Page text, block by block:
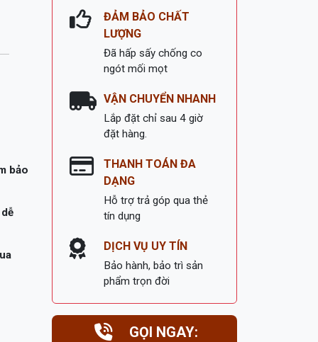
bảo
ĐẢM BẢO CHẤT
LƯỢNG
Đã hấp sấy chống co
ngót mối mọt
VẬN CHUYỂN NHANH
Lắp đặt chỉ sau 4 giờ
đặt hàng.
THANH TOÁN ĐA
DẠNG
Hỗ trợ trả góp qua thẻ
tín dụng
DỊCH VỤ UY TÍN
Bảo hành, bảo trì sản
phẩm trọn đời
GỌI NGAY: